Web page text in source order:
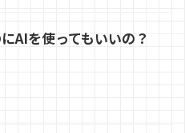
AIを使ってもいいの？